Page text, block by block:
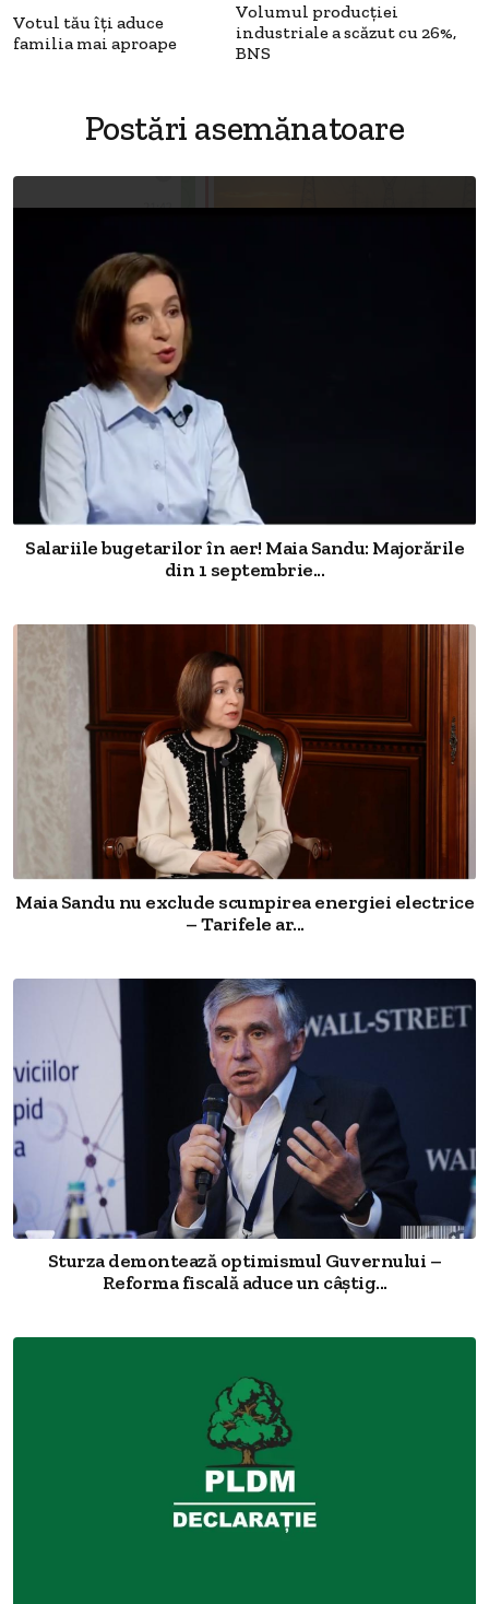
Votul tău îţi aduce
familia mai aproape
Volumul producţiei
industriale a scăzut cu 26%,
BNS
Postări asemănatoare
Salariile bugetarilor în aer! Maia Sandu: Majorările
din 1 septembrie...
Maia Sandu nu exclude scumpirea energiei electrice
– Tarifele ar...
Sturza demontează optimismul Guvernului –
Reforma fiscală aduce un câștig...